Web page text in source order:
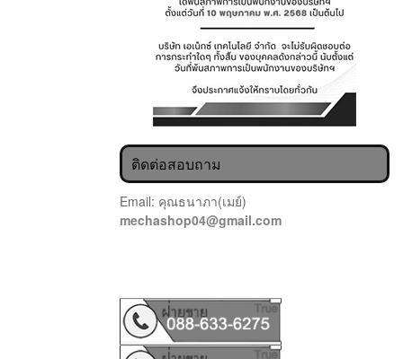
ติดต่อสอบถาม
Email: คุณธนาภา(เมย์)
mechashop04@gmail.com